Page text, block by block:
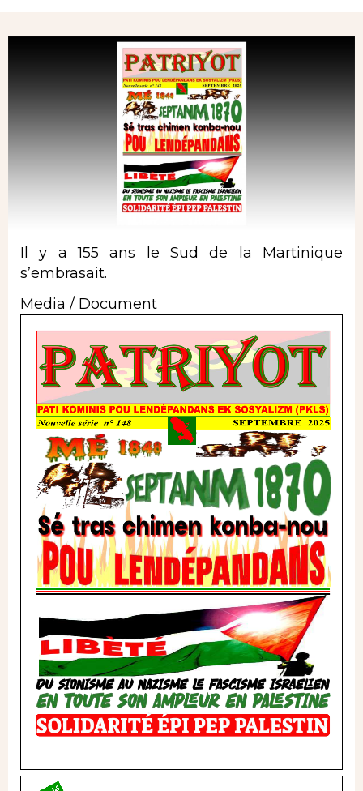
Il y a 155 ans le Sud de la Martinique
s’embrasait.
Media / Document